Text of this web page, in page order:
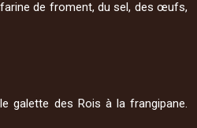
de froment, du sel, des œufs,
galette des Rois à la frangipane.